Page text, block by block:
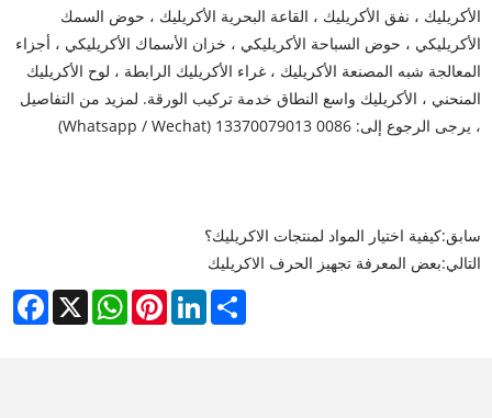
الأكريليك ، نفق الأكريليك ، القاعة البحرية الأكريليك ، حوض السمك
الأكريليكي ، حوض السباحة الأكريليكي ، خزان الأسماك الأكريليكي ، أجزاء
المعالجة شبه المصنعة الأكريليك ، غراء الأكريليك الرابطة ، لوح الأكريليك
المنحني ، الأكريليك واسع النطاق خدمة تركيب الورقة. لمزيد من التفاصيل
، يرجى الرجوع إلى: 0086 13370079013 (Whatsapp / Wechat)
سابق:كيفية اختيار المواد لمنتجات الاكريليك؟
التالي:بعض المعرفة تجهيز الحرف الاكريليك
X
WhatsAppPinterestLinkedInShare